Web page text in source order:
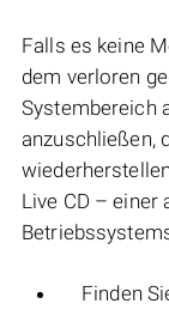
Falls es keine
dem verloren
Systembereich
anzuschließen,
Live CD – einer
Finden